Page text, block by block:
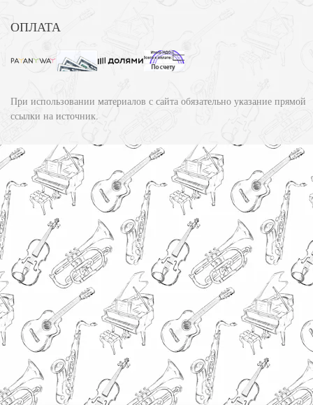
ОПЛАТА
При использовании материалов с сайта обязательно указание прямой
ссылки на источник.